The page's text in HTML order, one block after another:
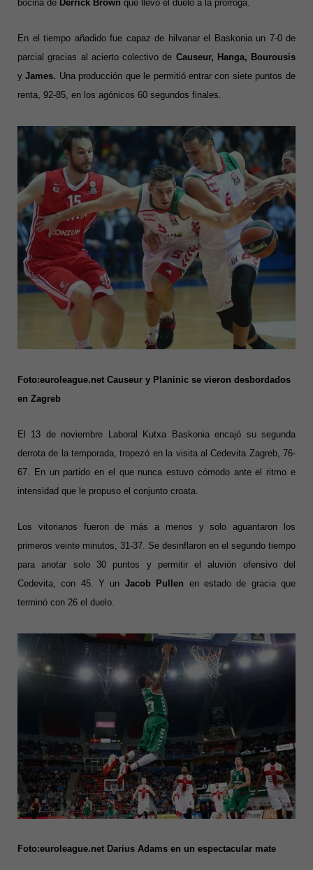
bocina de Derrick Brown que llevó el duelo a la prórroga.
En el tiempo añadido fue capaz de hilvanar el Baskonia un 7-0 de
parcial gracias al acierto colectivo de Causeur, Hanga, Bourousis
yJames. Una producción que le permitió entrar con siete puntos de
renta, 92-85, en los agónicos 60 segundos finales.
Foto:euroleague.net Causeur y Planinic se vieron desbordados
en Zagreb
El 13 de noviembre Laboral Kutxa Baskonia encajó su segunda
derrota de la temporada, tropezó en la visita al Cedevita Zagreb, 76-
67. En un partido en el que nunca estuvo cómodo ante el ritmo e
intensidad que le propuso el conjunto croata.
Los vitorianos fueron de más a menos y solo aguantaron los
primeros veinte minutos, 31-37. Se desinflaron en el segundo tiempo
para anotar solo 30 puntos y permitir el aluvión ofensivo del
Cedevita, con 45. Y un Jacob Pullen en estado de gracia que
terminó con 26 el duelo.
Foto:euroleague.net Darius Adams en un espectacular mate